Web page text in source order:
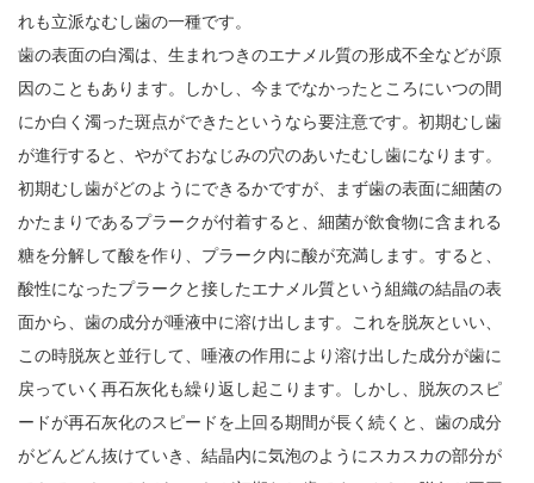
れも立派なむし歯の一種です。
歯の表面の白濁は、生まれつきのエナメル質の形成不全などが原
因のこともあります。しかし、今までなかったところにいつの間
にか白く濁った斑点ができたというなら要注意です。初期むし歯
が進行すると、やがておなじみの穴のあいたむし歯になります。
初期むし歯がどのようにできるかですが、まず歯の表面に細菌の
かたまりであるプラークが付着すると、細菌が飲食物に含まれる
糖を分解して酸を作り、プラーク内に酸が充満します。すると、
酸性になったプラークと接したエナメル質という組織の結晶の表
面から、歯の成分が唾液中に溶け出します。これを脱灰といい、
この時脱灰と並行して、唾液の作用により溶け出した成分が歯に
戻っていく再石灰化も繰り返し起こります。しかし、脱灰のスピ
ードが再石灰化のスピードを上回る期間が長く続くと、歯の成分
がどんどん抜けていき、結晶内に気泡のようにスカスカの部分が